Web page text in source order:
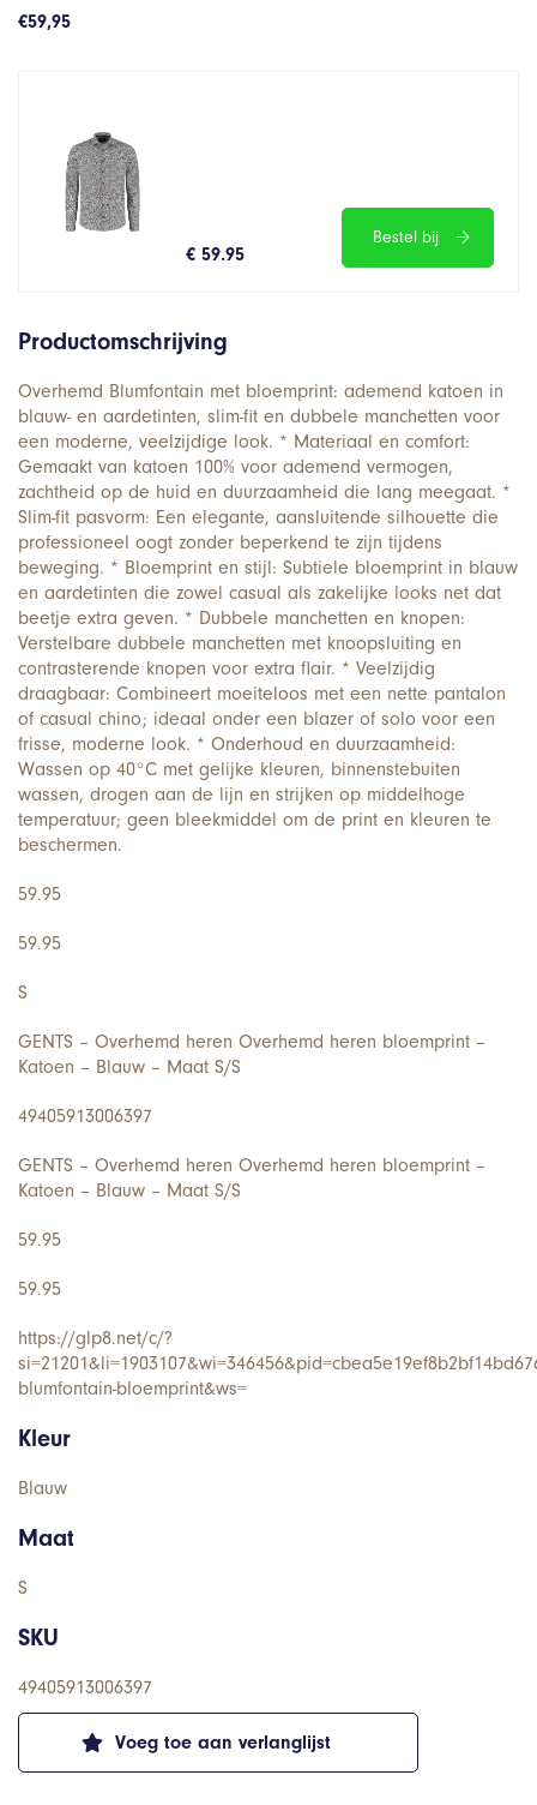
€59,95
€ 59.95
Bestel bij
Voeg toe aan verlanglijst
Productomschrijving
Overhemd Blumfontain met bloemprint: ademend katoen in
blauw- en aardetinten, slim-fit en dubbele manchetten voor
een moderne, veelzijdige look. * Materiaal en comfort:
Gemaakt van katoen 100% voor ademend vermogen,
zachtheid op de huid en duurzaamheid die lang meegaat. *
Slim-fit pasvorm: Een elegante, aansluitende silhouette die
professioneel oogt zonder beperkend te zijn tijdens
beweging. * Bloemprint en stijl: Subtiele bloemprint in blauw
en aardetinten die zowel casual als zakelijke looks net dat
beetje extra geven. * Dubbele manchetten en knopen:
Verstelbare dubbele manchetten met knoopsluiting en
contrasterende knopen voor extra flair. * Veelzijdig
draagbaar: Combineert moeiteloos met een nette pantalon
of casual chino; ideaal onder een blazer of solo voor een
frisse, moderne look. * Onderhoud en duurzaamheid:
Wassen op 40°C met gelijke kleuren, binnenstebuiten
wassen, drogen aan de lijn en strijken op middelhoge
temperatuur; geen bleekmiddel om de print en kleuren te
beschermen.
59.95
59.95
S
GENTS – Overhemd heren Overhemd heren bloemprint –
Katoen – Blauw – Maat S/S
49405913006397
GENTS – Overhemd heren Overhemd heren bloemprint –
Katoen – Blauw – Maat S/S
59.95
59.95
https://glp8.net/c/?
blumfontain-bloemprint&ws=
Kleur
Blauw
Maat
S
SKU
49405913006397